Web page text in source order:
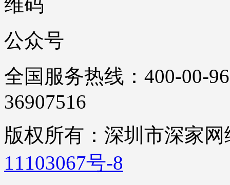
公众号
全国服务热线：400-00-
36907516
版权所有：深圳市深家
11103067号-8